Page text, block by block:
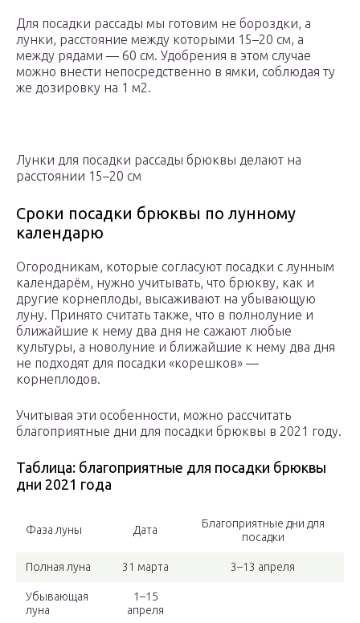
Для посадки рассады мы готовим не бороздки, а
лунки, расстояние между которыми 15–20 см, а
между рядами — 60 см. Удобрения в этом случае
можно внести непосредственно в ямки, соблюдая ту
же дозировку на 1 м2.
Лунки для посадки рассады брюквы делают на
расстоянии 15–20 см
Сроки посадки брюквы по лунному
календарю
Огородникам, которые согласуют посадки с лунным
календарём, нужно учитывать, что брюкву, как и
другие корнеплоды, высаживают на убывающую
луну. Принято считать также, что в полнолуние и
ближайшие к нему два дня не сажают любые
культуры, а новолуние и ближайшие к нему два дня
не подходят для посадки «корешков» —
корнеплодов.
Учитывая эти особенности, можно рассчитать
благоприятные дни для посадки брюквы в 2021 году.
Таблица: благоприятные для посадки брюквы
дни 2021 года
Фаза луны Дата
Благоприятные дни для
посадки
Полная луна 31 марта 3–13 апреля
Убывающая
луна
1–15
апреля